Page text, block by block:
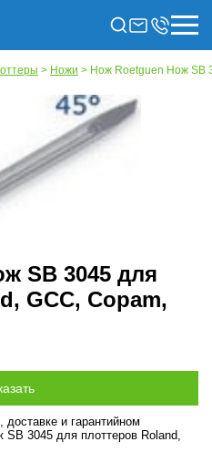
> Ножи > Нож Roetguen Нож SB
SB 3045 для
GCC, Copam,
и гарантийном
3045 для плоттеров Roland,